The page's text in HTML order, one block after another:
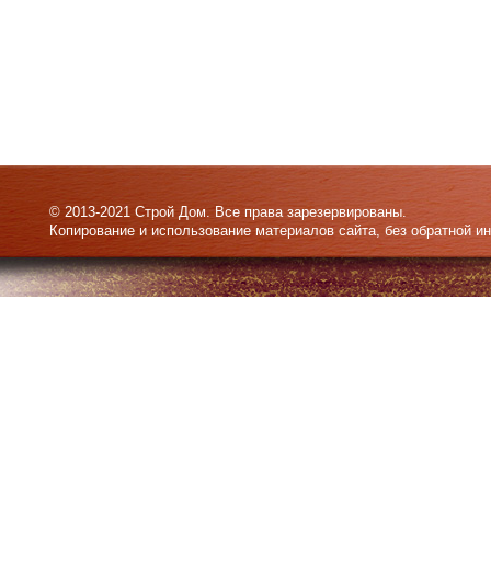
© 2013-2021 Строй Дом. Все права зарезервированы.
Копирование и использование материалов сайта, без обратной